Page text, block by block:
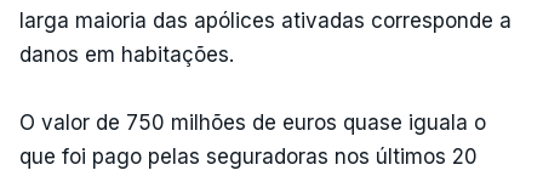
larga maioria das apólices ativadas corresponde a
danos em habitações.
O valor de 750 milhões de euros quase iguala o
que foi pago pelas seguradoras nos últimos 20